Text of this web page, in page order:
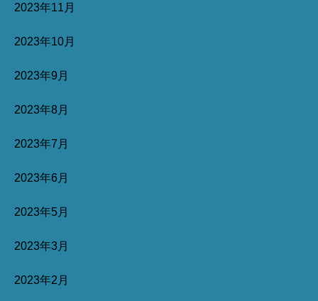
2023年11月
2023年10月
2023年9月
2023年8月
2023年7月
2023年6月
2023年5月
2023年3月
2023年2月